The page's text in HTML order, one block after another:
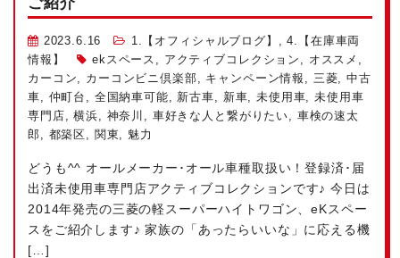
2023.6.16 1.【オフィシャルブログ】 ,4.【在庫車両
情報】
ekスペース アクティブコレクション オススメ
カーコン
カーコンビニ倶楽部 キャンペーン情報 三菱 ,中古
車
仲町台 全国納車可能 新古車 新車 ,未使用車 ,未使用車
専門店 ,横浜 神奈川 車好きな人と繋がりたい
車検の速太
郎
都築区 関東 魅力
どうも^^ オールメーカー･オール車種取扱い！登録済･届
出済未使用車専門店アクティブコレクションです♪ 今日は
2014年発売の三菱の軽スーパーハイトワゴン、eKスペー
スをご紹介します♪ 家族の「あったらいいな」に応える機
[…]